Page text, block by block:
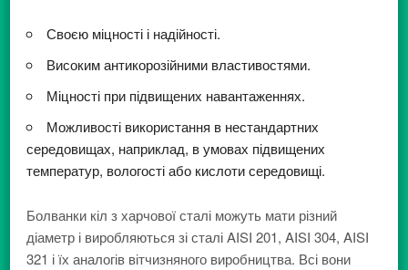
Своєю міцності і надійності.
Високим антикорозійними властивостями.
Міцності при підвищених навантаженнях.
Можливості використання в нестандартних
середовищах, наприклад, в умовах підвищених
температур, вологості або кислоти середовищі.
Болванки кіл з харчової сталі можуть мати різний
діаметр і виробляються зі сталі AISI 201, AISI 304, AISI
321 і їх аналогів вітчизняного виробництва. Всі вони